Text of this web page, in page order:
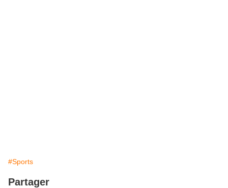
#Sports
Partager